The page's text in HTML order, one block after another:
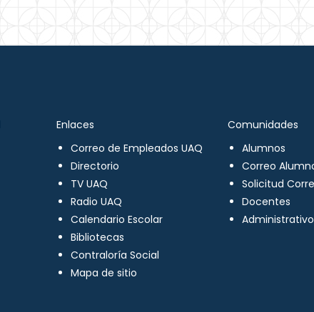
Enlaces
Correo de Empleados UAQ
Directorio
TV UAQ
Radio UAQ
Calendario Escolar
Bibliotecas
Contraloría Social
Mapa de sitio
Comunidades
Alumnos
Correo
Solicitud
Docentes